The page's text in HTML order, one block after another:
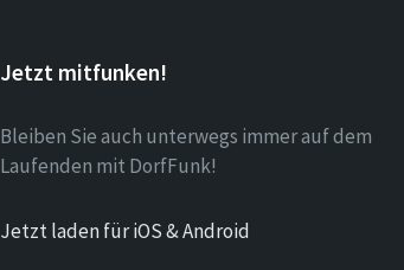
Jetzt mitfunken!
Bleiben Sie auch unterwegs immer auf dem
Laufenden mit DorfFunk!
Jetzt laden für iOS & Android